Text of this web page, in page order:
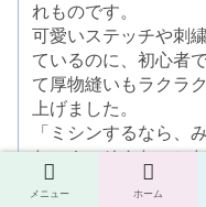
れものです。
可愛いステッチや刺
ているのに、初心者
て厚物縫いもラクラ
上げました。
「ミシンするなら、
たい！」そんな、こ
メニュー ホーム